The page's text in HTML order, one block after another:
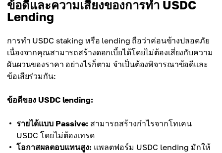
ข้อดีและความเสี่ยงของการทำ USDC
Lending
การทำ USDC staking หรือ lending ถือว่าค่อนข้างปลอดภัย
เนื่องจากคุณสามารถสร้างดอกเบี้ยได้โดยไม่ต้องเสี่ยงกับความ
ผันผวนของราคา อย่างไรก็ตาม จำเป็นต้องพิจารณาข้อดีและ
ข้อเสียร่วมกัน:
ข้อดีของ USDC lending:
รายได้แบบ Passive: สามารถสร้างกำไรจากโทเคน
USDC โดยไม่ต้องเทรด
โอกาสผลตอบแทนสูง: แพลตฟอร์ม USDC lending มักให้